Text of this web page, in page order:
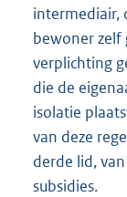
intermediair,
bewoner zelf
verplichting
die de
isolatie
van deze
derde lid,
subsidies.